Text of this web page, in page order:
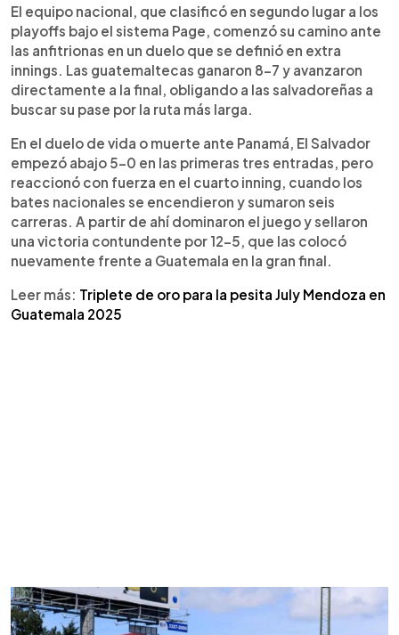
Panamá con una remontada 12-5. Con gran
defensa y bateo oportuno, las salvadoreñas
conquistaron el oro regional y clasificaron a los
Juegos Centroamericanos y del Caribe 2026.
Karla Sermeño, referente del grupo, destacó la
intensidad de los partidos y el apoyo del público
salvadoreño: “Fue una locura, luchamos con el
corazón y logramos nuestro sueño dorado”.
El equipo nacional, que clasificó en segundo lugar a los
playoffs bajo el sistema Page, comenzó su camino ante
las anfitrionas en un duelo que se definió en extra
innings. Las guatemaltecas ganaron 8-7 y avanzaron
directamente a la final, obligando a las salvadoreñas a
buscar su pase por la ruta más larga.
En el duelo de vida o muerte ante Panamá, El Salvador
empezó abajo 5-0 en las primeras tres entradas, pero
reaccionó con fuerza en el cuarto inning, cuando los
bates nacionales se encendieron y sumaron seis
carreras. A partir de ahí dominaron el juego y sellaron
una victoria contundente por 12-5, que las colocó
nuevamente frente a Guatemala en la gran final.
Leer más: Triplete de oro para la pesita July Mendoza en
Guatemala 2025